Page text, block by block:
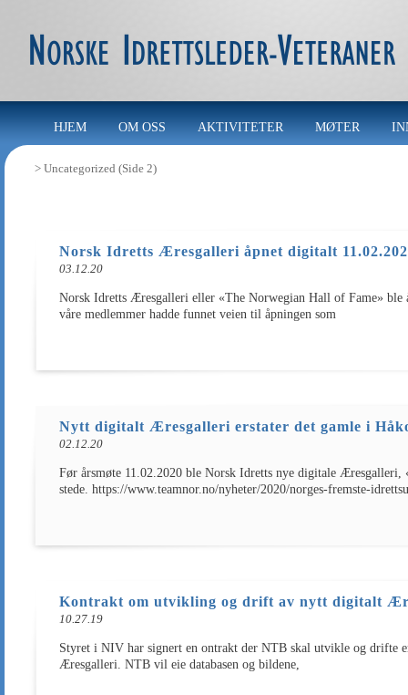
HJEM OM OSS AKTIVITETER MØTER
> Uncategorized (Side 2)
Norsk Idretts Æresgalleri åpnet digitalt
03.12.20
Norsk Idretts Æresgalleri eller «The Norwegian Hall of Fame» ble
våre medlemmer hadde funnet veien til åpningen som
Nytt digitalt Æresgalleri erstater det gamle i
02.12.20
Før årsmøte 11.02.2020 ble Norsk Idretts nye digitale
stede. https://www.teamnor.no/nyheter/2020/norges-fremste-
Kontrakt om utvikling og drift av nytt digitalt
10.27.19
Styret i NIV har signert en ontrakt der NTB skal utvikle og drifte
Æresgalleri. NTB vil eie databasen og bildene,